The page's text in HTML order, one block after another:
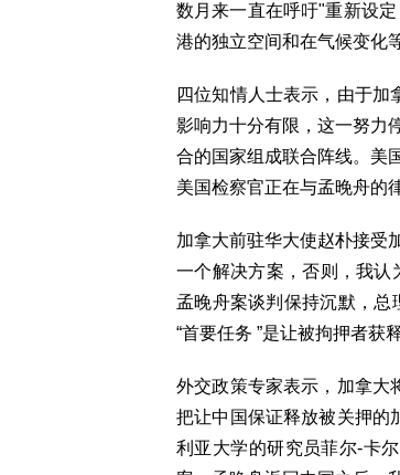
数月来一直在呼吁"重新设
港的独立空间和在气候变化
四位知情人士表示，由于
影响力十分有限，这一努力
合的国家组成联合阵线。美
美国检察官正在与孟晚舟的
加拿大前驻华大使赵朴接受
一个解决方案，否则，我
孟晚舟案谈判保持沉默，
“首要任务 ”是让被拘押者获释
外交政策专家表示，加拿
把让中国保证释放被关押的
利亚大学的研究员菲尔-卡